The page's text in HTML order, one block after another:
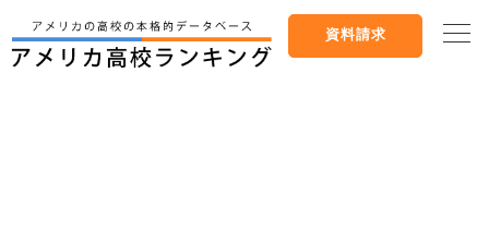
資料請求